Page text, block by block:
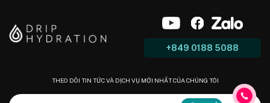
+849 0188 5088
THEO DÕI TIN TỨC VÀ DỊCH VỤ MỚI NHẤT CỦA CHÚNG TÔI